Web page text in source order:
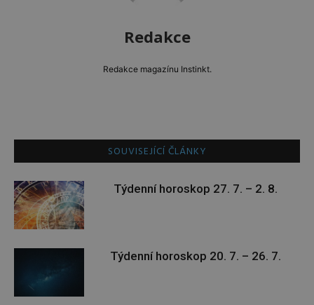
Redakce
Redakce magazínu Instinkt.
SOUVISEJÍCÍ ČLÁNKY
Týdenní horoskop 27. 7. – 2. 8.
Týdenní horoskop 20. 7. – 26. 7.